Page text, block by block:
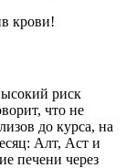
крови!
риск
что не
до курса, на
Алт, Аст и
печени через